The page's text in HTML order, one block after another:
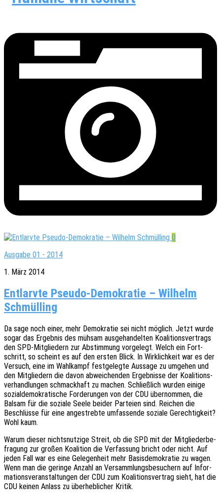
0
Ausgabe 01 - 2014
1. März 2014
Entlarvte Pseudo-Demokratie – Wilhelm
Schmülling
Da sage noch einer, mehr Demo­kra­tie sei nicht möglich. Jetzt wurde
sogar das Ergeb­nis des mühsam ausge­han­del­ten Koali­ti­ons­ver­trags
den SPD-Mitglie­dern zur Abstim­mung vorge­legt. Welch ein Fort­
schritt, so scheint es auf den ersten Blick. In Wirk­lich­keit war es der
Versuch, eine im Wahl­kampf fest­ge­leg­te Aussa­ge zu umge­hen und
den Mitglie­dern die davon abwei­chen­den Ergeb­nis­se der Koali­ti­ons­
ver­hand­lun­gen schmack­haft zu machen. Schließ­lich wurden einige
sozi­al­de­mo­kra­ti­sche Forde­run­gen von der CDU über­nom­men, die
Balsam für die sozia­le Seele beider Partei­en sind. Reichen die
Beschlüs­se für eine ange­streb­te umfas­sen­de sozia­le Gerech­tig­keit?
Wohl kaum.
Warum dieser nichts­nut­zi­ge Streit, ob die SPD mit der Mitglie­der­be­
fra­gung zur großen Koali­ti­on die Verfas­sung bricht oder nicht. Auf
jeden Fall war es eine Gele­gen­heit mehr Basis­de­mo­kra­tie zu wagen.
Wenn man die gerin­ge Anzahl an Versamm­lungs­be­su­chern auf Infor­
ma­ti­ons­ver­an­stal­tun­gen der CDU zum Koali­ti­ons­ver­trag sieht, hat die
CDU keinen Anlass zu über­heb­li­cher Kritik.